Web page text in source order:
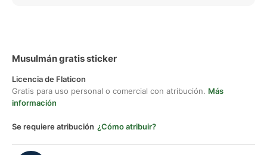
Musulmán gratis sticker
Licencia de Flaticon
Gratis para uso personal o comercial con atribución. Más
información
Se requiere atribución ¿Cómo atribuir?